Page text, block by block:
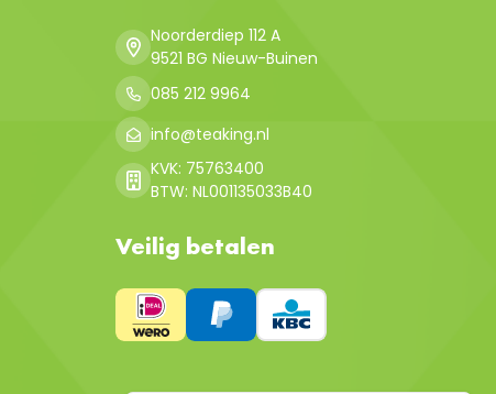
Noorderdiep 112 A
9521 BG Nieuw-Buinen
085 212 9964
info@teaking.nl
KVK: 75763400
BTW: NL001135033B40
Veilig betalen